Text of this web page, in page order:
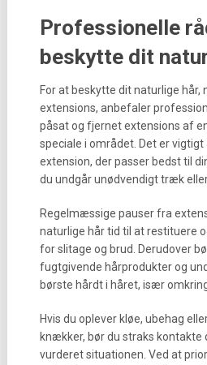
Professionelle
beskytte dit
For at beskytte dit naturlige hår,
extensions, anbefaler
påsat og fjernet extensions af
speciale i området. Det er
extension, der passer bedst til
du undgår unødvendigt træk
Regelmæssige pauser fra
naturlige hår tid til at restituere
for slitage og brud. Derudover
fugtgivende hårprodukter og
børste hårdt i håret, især
Hvis du oplever kløe, ubehag
knækker, bør du straks
vurderet situationen. Ved at